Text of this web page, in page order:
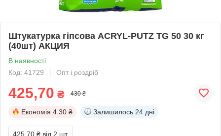
Штукатурка гіпсова ACRYL-PUTZ TG 50 30 кг
(40шт) АКЦИЯ
В наявності
Код: 41729
Опт і роздріб
425,70 ₴ 430 ₴
Економія 4.30 ₴ Залишилось 24 дні
425,70 ₴ від 2 шт.